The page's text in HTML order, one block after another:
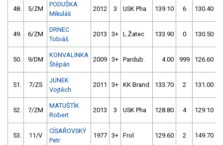
48. 5/ZM
PODUŠKA
Mikuláš
2012 3 USK Pha 139.10 6 130.40
49. 6/ZM
DRNEC
Tobiáš
2013 3+ L.Žatec 133.90 0 130.50
50. 9/DM
KONVALINKA
Štěpán
2009 3+ Pardub. 4.00 999 126.60
51. 7/ZS
JUNEK
Vojtěch
2011 3+ KK Brand 133.70 2 131.00
52. 7/ZM
MATUŠTÍK
Robert
2013 3 USK Pha 128.80 4 129.10
53. 11/V
CÍSAŘOVSKÝ
Petr
1977 3+ Frol 129.60 2 149.70